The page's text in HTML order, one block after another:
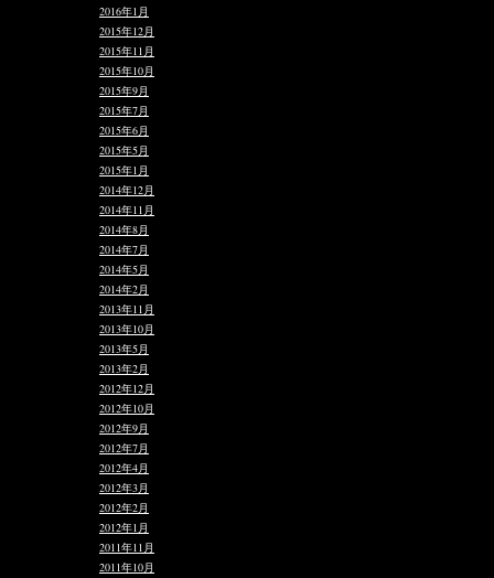
2016年1月
2015年12月
2015年11月
2015年10月
2015年9月
2015年7月
2015年6月
2015年5月
2015年1月
2014年12月
2014年11月
2014年8月
2014年7月
2014年5月
2014年2月
2013年11月
2013年10月
2013年5月
2013年2月
2012年12月
2012年10月
2012年9月
2012年7月
2012年4月
2012年3月
2012年2月
2012年1月
2011年11月
2011年10月